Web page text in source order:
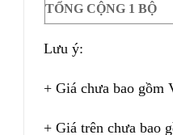
TỔNG CỘNG 1 BỘ
Lưu ý:
+ Giá chưa bao gồm
+ Giá trên chưa bao